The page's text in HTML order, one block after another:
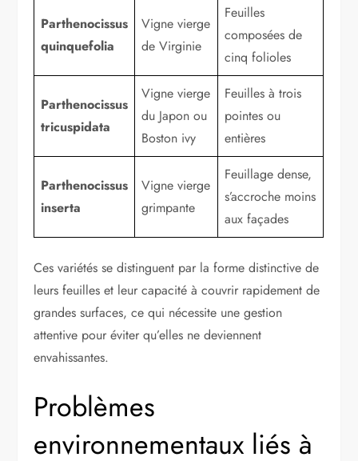
Parthenocissus
quinquefolia
Vigne vierge
de Virginie
Feuilles
composées de
cinq folioles
Parthenocissus
tricuspidata
Vigne vierge
du Japon ou
Boston ivy
Feuilles à trois
pointes ou
entières
Parthenocissus
inserta
Vigne vierge
grimpante
Feuillage dense,
s’accroche moins
aux façades
Ces variétés se distinguent par la forme distinctive de
leurs feuilles et leur capacité à couvrir rapidement de
grandes surfaces, ce qui nécessite une gestion
attentive pour éviter qu’elles ne deviennent
envahissantes.
Problèmes
environnementaux liés à